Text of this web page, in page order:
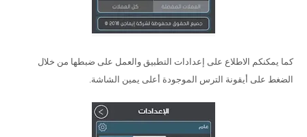
كما يمكنكم الاطلاع على إعدادات التطبيق والعمل على ضبطها من خلال
الضغط على أيقونة الترس الموجودة أعلى يمين الشاشة.